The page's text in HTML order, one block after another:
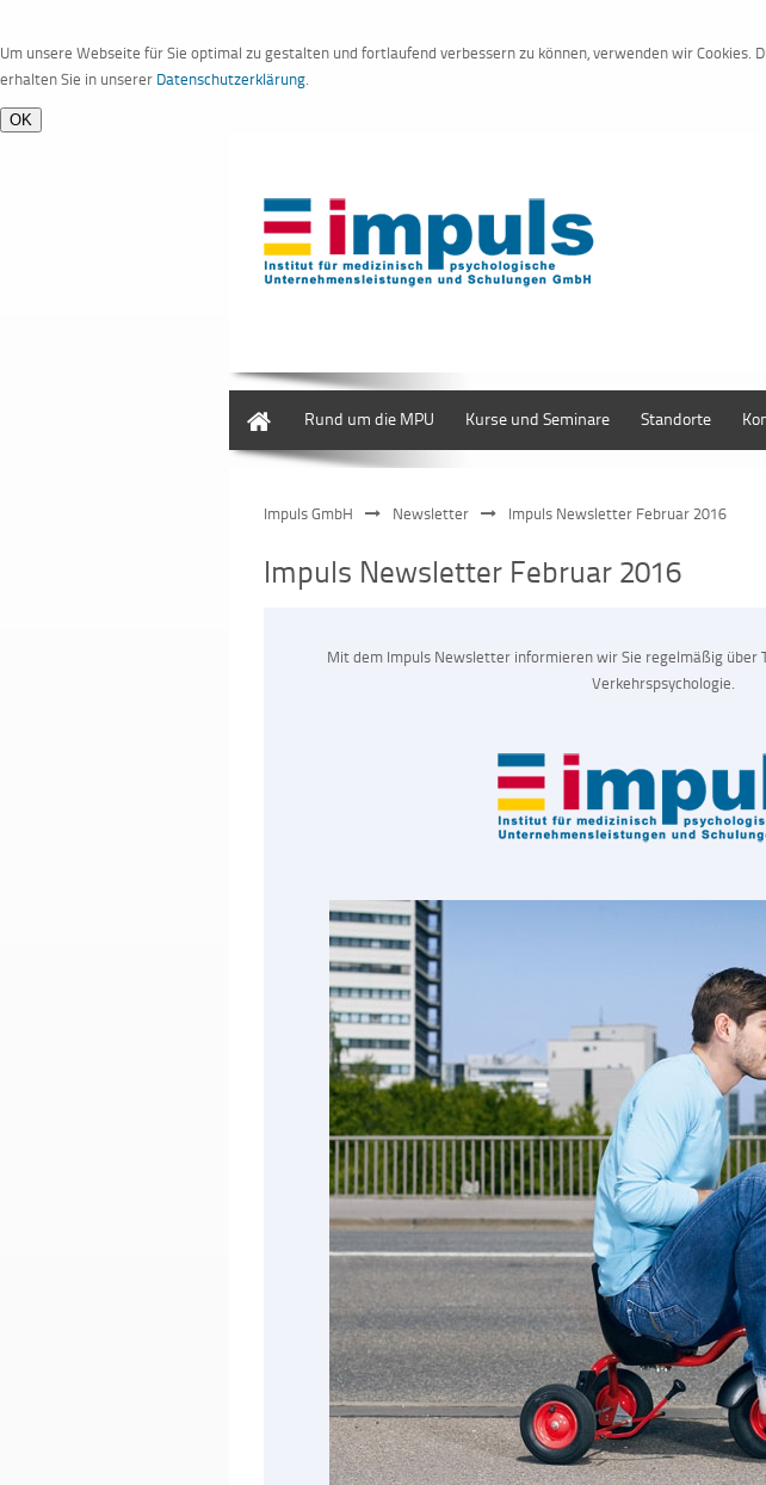
Um unsere Webseite für Sie optimal zu gestalten und fortlaufend verbessern zu können, verwenden wir
erhalten Sie in unserer Datenschutzerklärung.
Rund um die MPU Kurse und Seminare Standorte
Impuls GmbH Newsletter Impuls Newsletter Februar 2016
Impuls Newsletter Februar 2016
Mit dem Impuls Newsletter informieren wir Sie regelmäßig über
Verkehrspsychologie.